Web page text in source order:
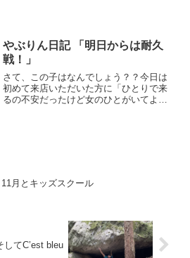
やぶりん日記 「明日からは耐久
戦！」
さて、この子はなんでしょう？？今日は
初めて来店いただいた方に「ひとりで来
るの不安だったけど女のひとがいてよか
11月とキッズスクール
てC’est bleu